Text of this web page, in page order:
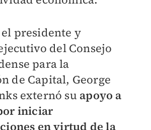
presidente y
del Consejo
para la
de Capital, George
externó su apoyo a
iniciar
en virtud de la